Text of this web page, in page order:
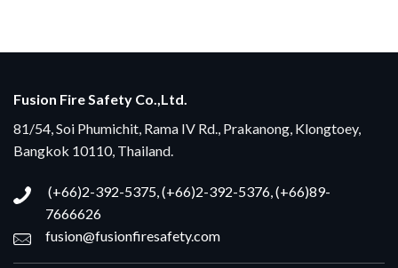
Fusion Fire Safety Co.,Ltd.
81/54, Soi Phumichit, Rama IV Rd., Prakanong, Klongtoey,
Bangkok 10110, Thailand.
(+66)2-392-5375, (+66)2-392-5376, (+66)89-
7666626
fusion@fusionfiresafety.com